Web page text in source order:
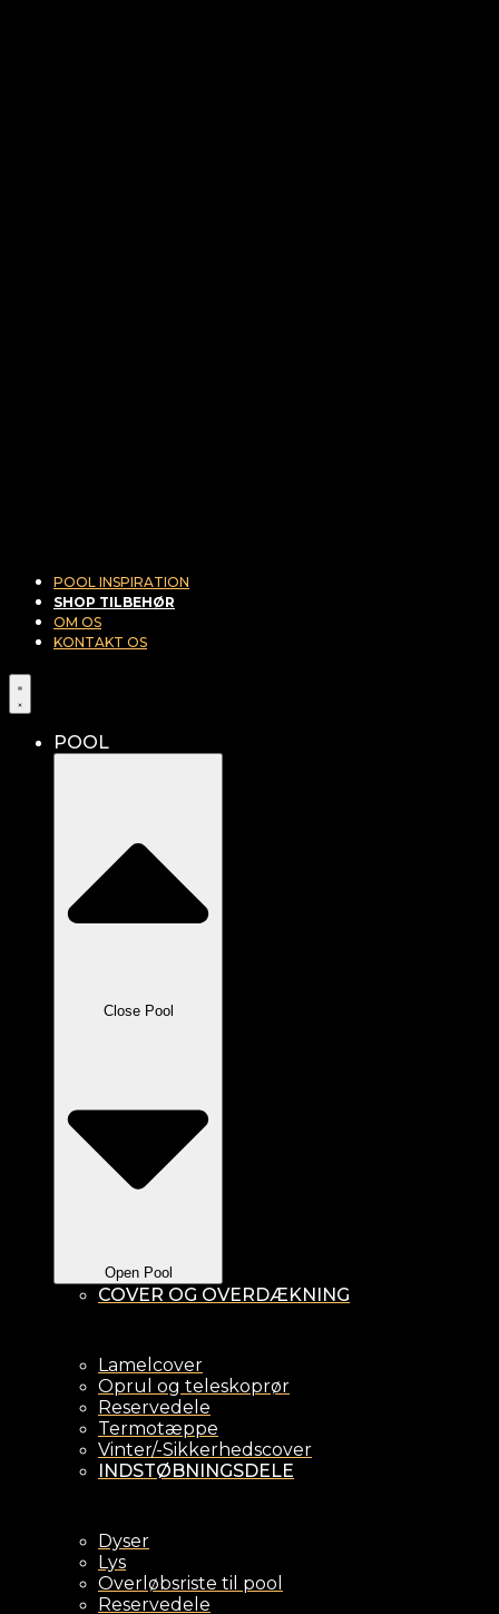
POOL INSPIRATION
SHOP TILBEHØR
OM OS
KONTAKT OS
POOL
Close Pool
Open Pool
COVER OG OVERDÆKNING
Lamelcover
Oprul og teleskoprør
Reservedele
Termotæppe
Vinter/-Sikkerhedscover
INDSTØBNINGSDELE
Dyser
Lys
Overløbsriste til pool
Reservedele